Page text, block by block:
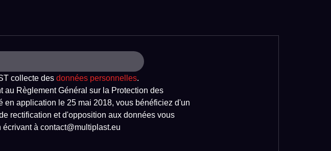
collecte des données personnelles.
au Règlement Général sur la Protection des
en application le 25 mai 2018, vous bénéficiez d'un
rectification et d'opposition aux données vous
écrivant à contact@multiplast.eu